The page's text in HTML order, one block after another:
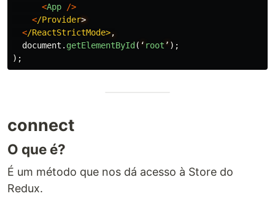
<App
/>
</Provider
</ReactStrictMode>
document . getElementById ( ‘ root ’ );
);
connect
O que é?
É um método que nos dá acesso à Store do
Redux.